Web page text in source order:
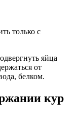
только с
яйца
от
белком.
кур